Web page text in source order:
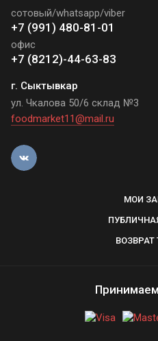
сотовый/whatsapp/viber
+7 (991) 480-81-01
офис
+7 (8212)-44-63-83
г. Сыктывкар
ул. Чкалова 50/6 склад №3
foodmarket11@mail.ru
МОИ
ВОЗВРАТ